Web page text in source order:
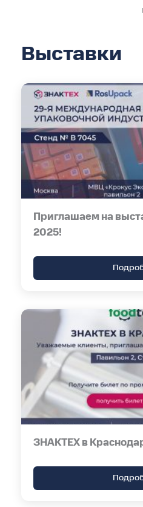
Выставки
Приглашаем на
2025!
ЗНАКТЕХ в